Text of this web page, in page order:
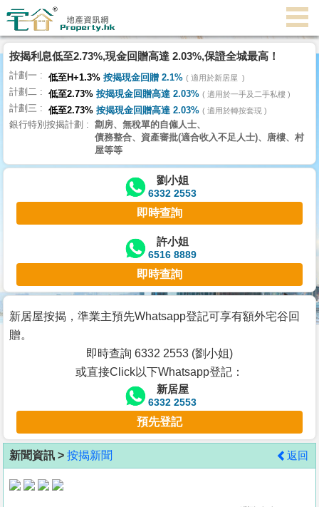
理
主
頁
搵
樓/
交
業
主
宅
谷
按
客
地
產
按揭利息低至2.73%,現金回贈高達 2.03%,保證全城最高！
計劃一 低至H+1.3% 按揭現金回贈 2.1% 適用於新居屋
計劃二 低至2.73% 按揭現金回贈高達 2.03% 適用於一手及二手私樓
計劃三 低至2.73% 按揭現金回贈高達 2.03% 適用於轉按套現
銀行特別按揭計劃
劏房、無稅單的自僱人士、
債務整合、資產審批(適合收入不足人士)、唐樓、村
屋等等
劉小姐
6332 2553
即時查詢
許小姐
6516 8889
即時查詢
新居屋按揭，準業主預先Whatsapp登記可享有額外宅谷回
贈。
即時查詢 6332 2553 (劉小姐)
或直接Click以下Whatsapp登記：
新居屋
6332 2553
預先登記
新聞資訊 > 按揭新聞 返回